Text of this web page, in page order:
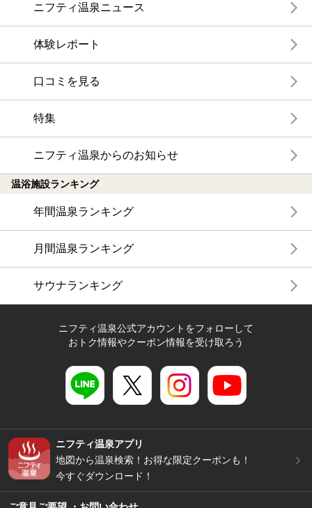
ニフティ温泉ニュース
体験レポート
口コミを見る
特集
ニフティ温泉からのお知らせ
温浴施設ランキング
年間温泉ランキング
月間温泉ランキング
サウナランキング
ニフティ温泉公式アカウントをフォローして
おトク情報やクーポン情報を受け取ろう
ニフティ温泉アプリ
地図から温泉検索！お得な限定クーポンも！
今すぐダウンロード！